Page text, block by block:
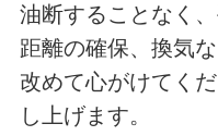
油断することなく
距離の確保、換気
改めて心がけてく
し上げます。